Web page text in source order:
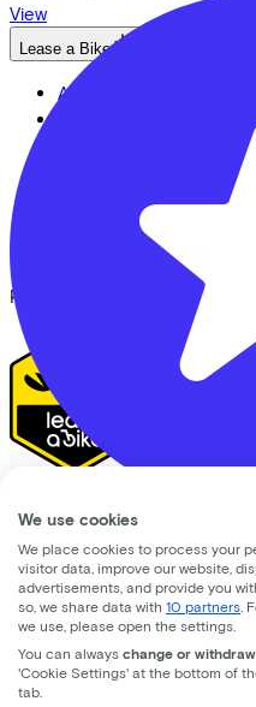
CC33 Amersfoort
Leusderweg 92
View
Lease a Bike
About us
Security & Privacy
Proud partner of
Employers
Self-employed
Employees
Bike shops
See also
We use cookies
We place cookies to process your
visitor data, improve our website,
advertisements, and provide you
so, we share data with 10 partners .
we use, please open the settings.
You can always change or
'Cookie Settings' at the bottom of
tab.